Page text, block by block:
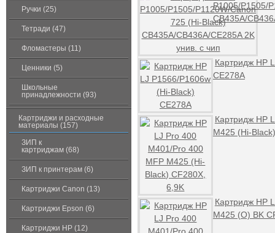
Ручки (25)
Тетради (47)
Фломастеры (11)
Ценники (5)
Школьные
принадлежности (93)
Картриджи и расходные
материалы (157)
ЗИП к
картриджам (68)
ЗИП к принтерам (6)
Картриджи Canon (13)
Картриджи Epson (6)
Картриджи HP (12)
P1005/P1505/
CB435A/
Картридж HP
CE278A
Картридж HP
M425 (Hi-
Картридж HP
M425 (O) BK